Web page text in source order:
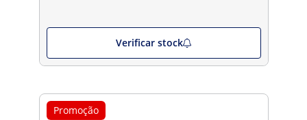
Verificar stock
Promoção